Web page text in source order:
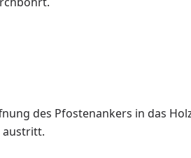
des Pfostenankers in das
austritt.